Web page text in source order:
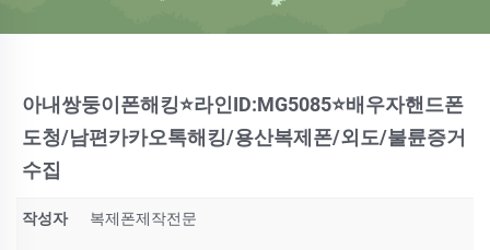
아내쌍둥이폰해킹⭐라인ID:MG5085⭐배우자핸드폰
도청/남편카카오톡해킹/용산복제폰/외도/불륜증거
수집
작성자 복제폰제작전문